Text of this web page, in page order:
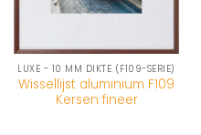
LUXE - 10 MM DIKTE (F109-SERIE)
Wissellijst aluminium F109
Kersen fineer